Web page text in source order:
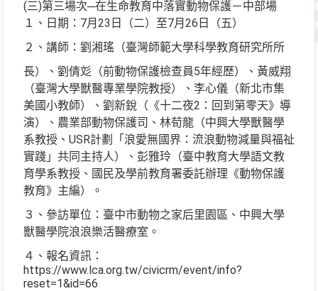
(三)第三場次─在生命教育中落實動物保護－中部場
１、日期：7月23日（二）至7月26日（五）
２、講師：劉湘瑤（臺灣師範大學科學教育研究所所
長）、劉倩彣（前動物保護檢查員5年經歷）、黃威翔
（臺灣大學獸醫專業學院教授）、李心儀（新北市集
美國小教師）、劉新銳（《十二夜2：回到第零天》導
演）、農業部動物保護司、林荀龍（中興大學獸醫學
系教授、USR計劃「浪愛無國界：流浪動物減量與福祉
實踐」共同主持人）、彭雅玲（臺中教育大學語文教
育學系教授、國民及學前教育署委託辦理《動物保護
教育》主編）。
３、參訪單位：臺中市動物之家后里園區、中興大學
獸醫學院浪浪樂活醫療室。
４、報名資訊：
https://www.lca.org.tw/civicrm/event/info?
reset=1&id=66